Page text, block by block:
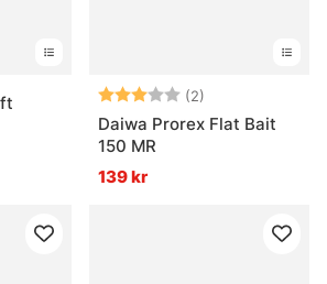
Betyg: (2)
Daiwa Prorex Flat Bait
150 MR
139 kr